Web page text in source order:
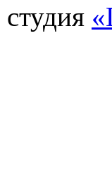
студия